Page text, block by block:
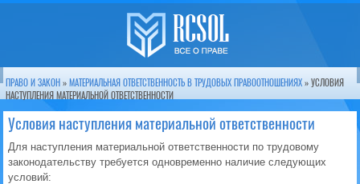
ПРАВО И ЗАКОН » МАТЕРИАЛЬНАЯ ОТВЕТСТВЕННОСТЬ В ТРУДОВЫХ ПРАВООТНОШЕНИЯХ » УСЛОВИЯ
НАСТУПЛЕНИЯ МАТЕРИАЛЬНОЙ ОТВЕТСТВЕННОСТИ
Условия наступления материальной ответственности
Для наступления материальной ответственности по трудовому
законодательству требуется одновременно наличие следующих
условий: